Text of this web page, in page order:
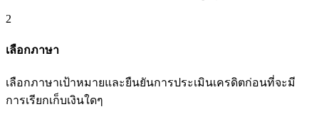
2
เลือกภาษา
เลือกภาษาเป้าหมายและยืนยันการประเมินเครดิตก่อนที่จะมี
การเรียกเก็บเงินใดๆ